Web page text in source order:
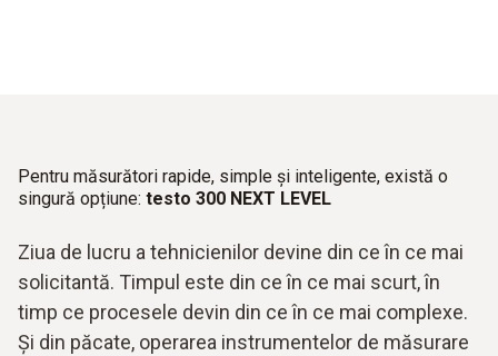
Pentru măsurători rapide, simple și inteligente, există o
singură opțiune: testo 300 NEXT LEVEL
Ziua de lucru a tehnicienilor devine din ce în ce mai
solicitantă. Timpul este din ce în ce mai scurt, în
timp ce procesele devin din ce în ce mai complexe.
Și din păcate, operarea instrumentelor de măsurare